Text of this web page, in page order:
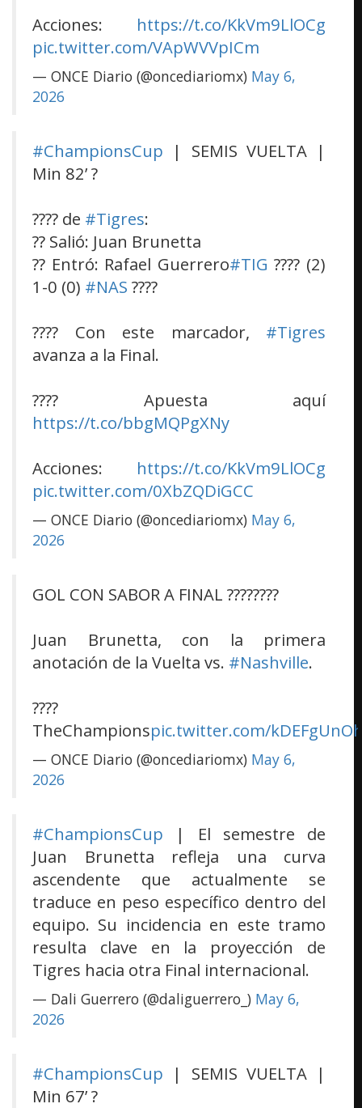
Acciones: https://t.co/KkVm9LlOCg
pic.twitter.com/VApWVVpICm
— ONCE Diario (@oncediariomx) May 6,
2026
#ChampionsCup | SEMIS VUELTA |
Min 82’ ?
???? de #Tigres:
?? Salió: Juan Brunetta
?? Entró: Rafael Guerrero#TIG ???? (2)
1-0 (0) #NAS ????
???? Con este marcador, #Tigres
avanza a la Final.
???? Apuesta aquí
https://t.co/bbgMQPgXNy
Acciones: https://t.co/KkVm9LlOCg
pic.twitter.com/0XbZQDiGCC
— ONCE Diario (@oncediariomx) May 6,
2026
GOL CON SABOR A FINAL ????????
Juan Brunetta, con la primera
anotación de la Vuelta vs. #Nashville.
????
TheChampionspic.twitter.com/
— ONCE Diario (@oncediariomx) May 6,
2026
#ChampionsCup | El semestre de
Juan Brunetta refleja una curva
ascendente que actualmente se
traduce en peso específico dentro del
equipo. Su incidencia en este tramo
resulta clave en la proyección de
Tigres hacia otra Final internacional.
— Dali Guerrero (@daliguerrero_) May 6,
2026
#ChampionsCup | SEMIS VUELTA |
Min 67’ ?